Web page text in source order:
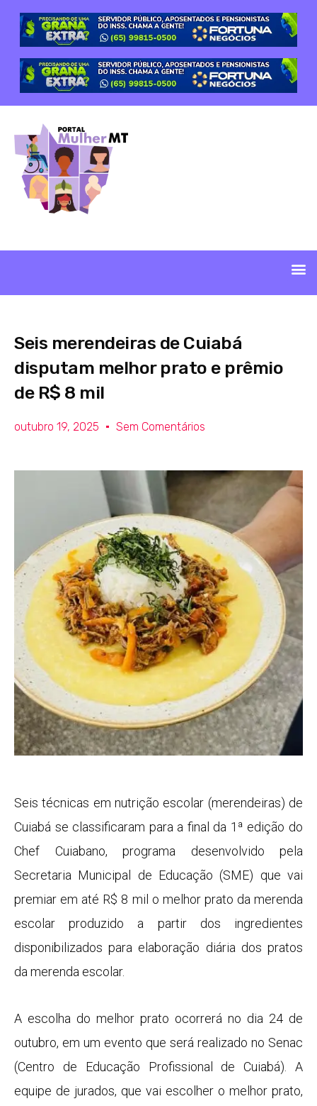
Seis merendeiras de Cuiabá
disputam melhor prato e prêmio
de R$ 8 mil
outubro 19, 2025 Sem Comentários
Seis técnicas em nutrição escolar (merendeiras) de
Cuiabá se classificaram para a final da 1ª edição do
Chef Cuiabano, programa desenvolvido pela
Secretaria Municipal de Educação (SME) que vai
premiar em até R$ 8 mil o melhor prato da merenda
escolar produzido a partir dos ingredientes
disponibilizados para elaboração diária dos pratos
da merenda escolar.
A escolha do melhor prato ocorrerá no dia 24 de
outubro, em um evento que será realizado no Senac
(Centro de Educação Profissional de Cuiabá). A
equipe de jurados, que vai escolher o melhor prato,